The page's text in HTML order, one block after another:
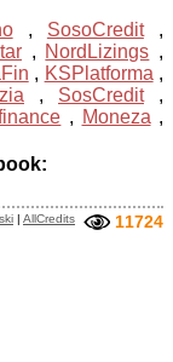
, SosoCredit,
, NordLizings ,
, KSPlatforma ,
, SosCredit,
, Moneza ,
11724
| AllCredits